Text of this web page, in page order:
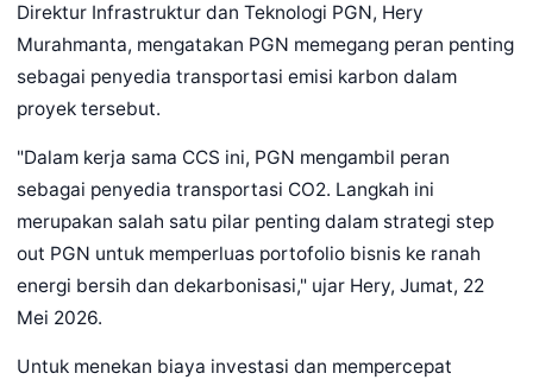
Direktur Infrastruktur dan Teknologi PGN, Hery
Murahmanta, mengatakan PGN memegang peran penting
sebagai penyedia transportasi emisi karbon dalam
proyek tersebut.
"Dalam kerja sama CCS ini, PGN mengambil peran
sebagai penyedia transportasi CO2. Langkah ini
merupakan salah satu pilar penting dalam strategi step
out PGN untuk memperluas portofolio bisnis ke ranah
energi bersih dan dekarbonisasi," ujar Hery, Jumat, 22
Mei 2026.
Untuk menekan biaya investasi dan mempercepat